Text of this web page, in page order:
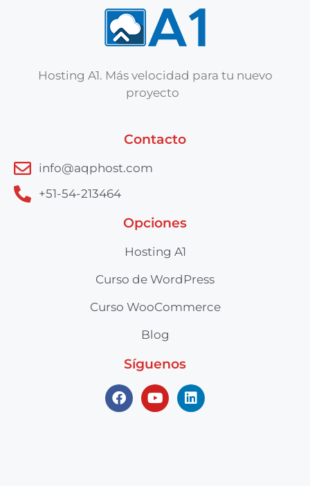
Hosting A1. Más velocidad para tu nuevo
proyecto
Contacto
info@aqphost.com
+51-54-213464
Opciones
Hosting A1
Curso de WordPress
Curso WooCommerce
Blog
Síguenos